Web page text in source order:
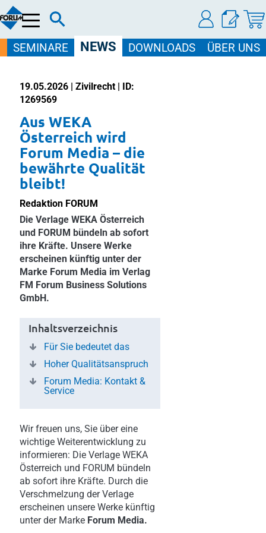
Menü
SEMINARE NEWS DOWNLOADS ÜBER UNS
19.05.2026 | Zivilrecht | ID:
1269569
Aus WEKA
Österreich wird
Forum Media – die
bewährte Qualität
bleibt!
Redaktion FORUM
Die Verlage WEKA Österreich
und FORUM bündeln ab sofort
ihre Kräfte. Unsere Werke
erscheinen künftig unter der
Marke Forum Media im Verlag
FM Forum Business Solutions
GmbH.
Inhaltsverzeichnis
Für Sie bedeutet das
Hoher Qualitätsanspruch
Forum Media: Kontakt &
Service
Wir freuen uns, Sie über eine
wichtige Weiterentwicklung zu
informieren: Die Verlage WEKA
Österreich und FORUM bündeln
ab sofort ihre Kräfte. Durch die
Verschmelzung der Verlage
erscheinen unsere Werke künftig
unter der Marke Forum Media.